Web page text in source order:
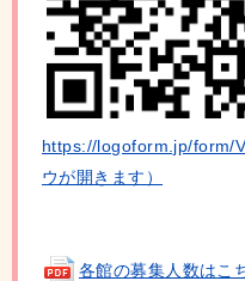
https://logoform.jp/form/
ウが開きます）
各館の募集人数はこ